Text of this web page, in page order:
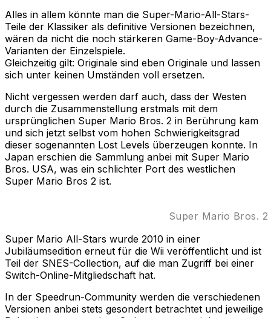
Alles in allem könnte man die Super-Mario-All-Stars-
Teile der Klassiker als definitive Versionen bezeichnen,
wären da nicht die noch stärkeren Game-Boy-Advance-
Varianten der Einzelspiele.
Gleichzeitig gilt: Originale sind eben Originale und lassen
sich unter keinen Umständen voll ersetzen.
Nicht vergessen werden darf auch, dass der Westen
durch die Zusammenstellung erstmals mit dem
ursprünglichen Super Mario Bros. 2 in Berührung kam
und sich jetzt selbst vom hohen Schwierigkeitsgrad
dieser sogenannten Lost Levels überzeugen konnte. In
Japan erschien die Sammlung anbei mit Super Mario
Bros. USA, was ein schlichter Port des westlichen
Super Mario Bros 2 ist.
Super Mario Bros.
Super Mario All-Stars wurde 2010 in einer
Jubiläumsedition erneut für die Wii veröffentlicht und ist
Teil der SNES-Collection, auf die man Zugriff bei einer
Switch-Online-Mitgliedschaft hat.
In der Speedrun-Community werden die verschiedenen
Versionen anbei stets gesondert betrachtet und jeweilige